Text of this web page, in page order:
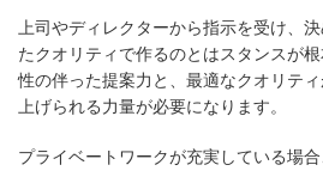
上司やディレクターから指示を受け、
たクオリティで作るのとはスタンスが
性の伴った提案力と、最適なクオリテ
上げられる力量が必要になります。
プライベートワークが充実している場